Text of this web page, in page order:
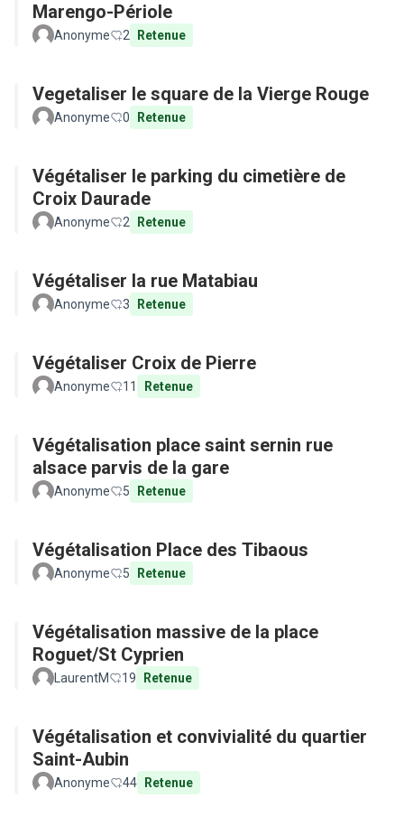
Marengo-Périole
Anonyme 2 Retenue
Vegetaliser le square de la Vierge Rouge
Anonyme 0 Retenue
Végétaliser le parking du cimetière de
Croix Daurade
Anonyme 2 Retenue
Végétaliser la rue Matabiau
Anonyme 3 Retenue
Végétaliser Croix de Pierre
Anonyme 11 Retenue
Végétalisation place saint sernin rue
alsace parvis de la gare
Anonyme 5 Retenue
Végétalisation Place des Tibaous
Anonyme 5 Retenue
Végétalisation massive de la place
Roguet/St Cyprien
LaurentM 19 Retenue
Végétalisation et convivialité du quartier
Saint-Aubin
Anonyme 44 Retenue